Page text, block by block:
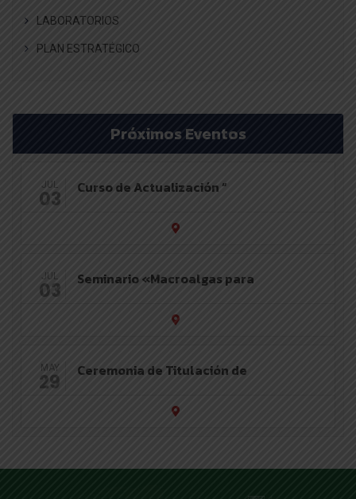
LABORATORIOS
PLAN ESTRATÉGICO
Próximos Eventos
JUL
03 Curso de Actualización “
JUL
03 Seminario «Macroalgas para
MAY
29 Ceremonia de Titulación de